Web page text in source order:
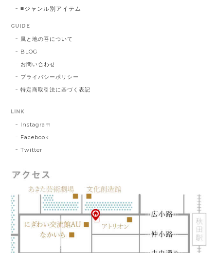
≡ジャンル別アイテム
GUIDE
風と地の吾について
BLOG
お問い合わせ
プライバシーポリシー
特定商取引法に基づく表記
LINK
Instagram
Facebook
Twitter